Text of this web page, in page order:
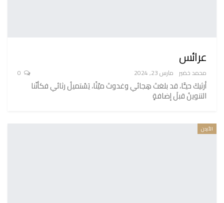
عرائس
محمد خضير مارس 23, 2024
أرثيكَ حيـًّا، قد بلغتَ هِجائي وغدوتَ ميْتًا، يَسْتميلُ رثائي فكأنّنا
التنوينُ قبلَ إضافةٍ
الأردن